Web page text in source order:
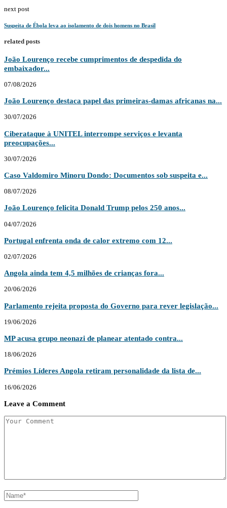
next post
Suspeita de Ébola leva ao isolamento de dois homens no Brasil
related posts
João Lourenço recebe cumprimentos de despedida do
embaixador...
07/08/2026
João Lourenço destaca papel das primeiras-damas africanas na...
30/07/2026
Ciberataque à UNITEL interrompe serviços e levanta
preocupações...
30/07/2026
Caso Valdomiro Minoru Dondo: Documentos sob suspeita e...
08/07/2026
João Lourenço felicita Donald Trump pelos 250 anos...
04/07/2026
Portugal enfrenta onda de calor extremo com 12...
02/07/2026
Angola ainda tem 4,5 milhões de crianças fora...
20/06/2026
Parlamento rejeita proposta do Governo para rever legislação...
19/06/2026
MP acusa grupo neonazi de planear atentado contra...
18/06/2026
Prémios Líderes Angola retiram personalidade da lista de...
16/06/2026
Leave a Comment